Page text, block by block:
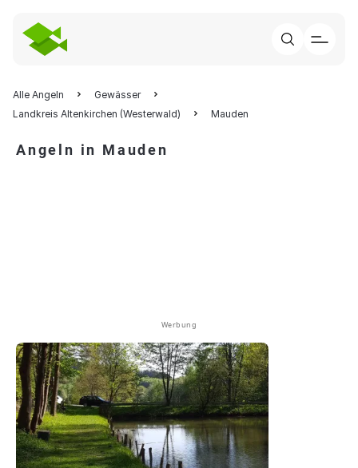
Alle Angeln
Gewässer
Landkreis Altenkirchen (Westerwald)
Mauden
Angeln in Mauden
Werbung